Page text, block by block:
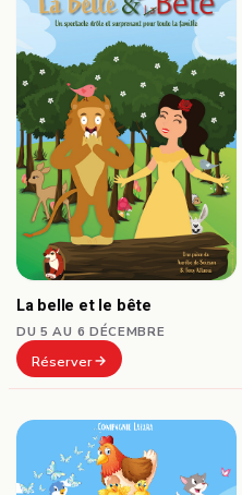
La belle et le bête
DU 5 AU 6 DÉCEMBRE
Réserver